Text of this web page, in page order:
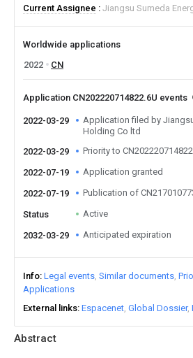
Abstract
Current Assignee
Jiangsu Sumeda
Worldwide applications
2022
CN
Application CN202220714822.6U events
2022-03-29
Application filed by
Holding Co ltd
2022-03-29
Priority to
2022-07-19 Application granted
2022-07-19 Publication of
Status Active
2032-03-29 Anticipated expiration
Info Legal events Similar documents
Applications
External links Espacenet Global Dossier